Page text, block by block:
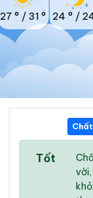
27 ° / 31 ° 24 ° /
25 °/
Tốt